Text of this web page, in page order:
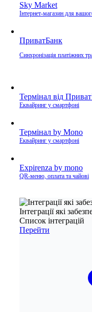
Sky Market
Інтернет-магазин для
ПриватБанк
Синхронізація платіжних
Термінал від
Еквайринг у смартфоні
Термінал by Mono
Еквайринг у смартфоні
Expirenza by mono
QR-меню, оплата та чайові
Інтеграції які
Список інтеграцій
Перейти